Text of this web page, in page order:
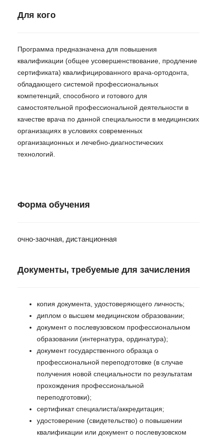
Для кого
Программа предназначена для повышения
квалификации (общее усовершенствование, продление
сертификата) квалифицированного врача-ортодонта,
обладающего системой профессиональных
компетенций, способного и готового для
самостоятельной профессиональной деятельности в
качестве врача по данной специальности в медицинских
организациях в условиях современных
организационных и лечебно-диагностических
технологий.
Форма обучения
очно-заочная, дистанционная
Документы, требуемые для зачисления
копия документа, удостоверяющего личность;
диплом о высшем медицинском образовании;
документ о послевузовском профессиональном
образовании (интернатура, ординатура);
документ государственного образца о
профессиональной переподготовке (в случае
получения новой специальности по результатам
прохождения профессиональной
переподготовки);
сертификат специалиста/аккредитация;
удостоверение (свидетельство) о повышении
квалификации или документ о послевузовском